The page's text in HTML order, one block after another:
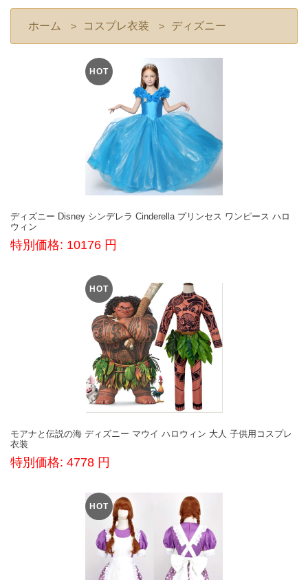
ホーム > コスプレ衣装 > ディズニー
HOT
ディズニー Disney シンデレラ Cinderella プリンセス ワンピース ハロ
ウィン
特別価格: 10176 円
HOT
モアナと伝説の海 ディズニー マウイ ハロウィン 大人 子供用コスプレ
衣装
特別価格: 4778 円
HOT